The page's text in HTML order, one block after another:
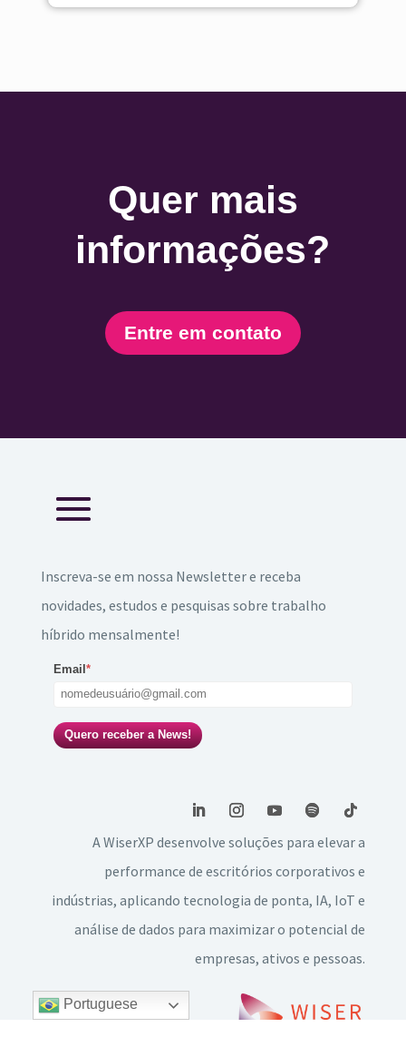
Quer mais
informações?
Entre em contato
Inscreva-se em nossa Newsletter e receba
novidades, estudos e pesquisas sobre trabalho
híbrido mensalmente!
Email *
Quero receber a News!
A WiserXP desenvolve soluções para elevar a
performance de escritórios corporativos e
indústrias, aplicando tecnologia de ponta, IA, IoT e
análise de dados para maximizar o potencial de
empresas, ativos e pessoas.
Portuguese